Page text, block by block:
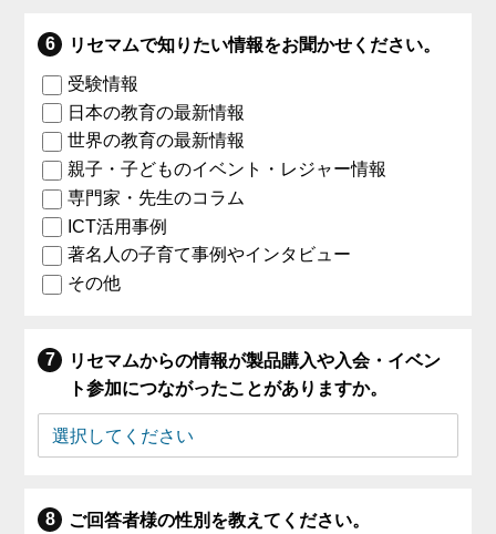
リセマムで知りたい情報をお聞かせください。
受験情報
日本の教育の最新情報
世界の教育の最新情報
親子・子どものイベント・レジャー情報
専門家・先生のコラム
ICT活用事例
著名人の子育て事例やインタビュー
その他
リセマムからの情報が製品購入や入会・イベン
ト参加につながったことがありますか。
ご回答者様の性別を教えてください。